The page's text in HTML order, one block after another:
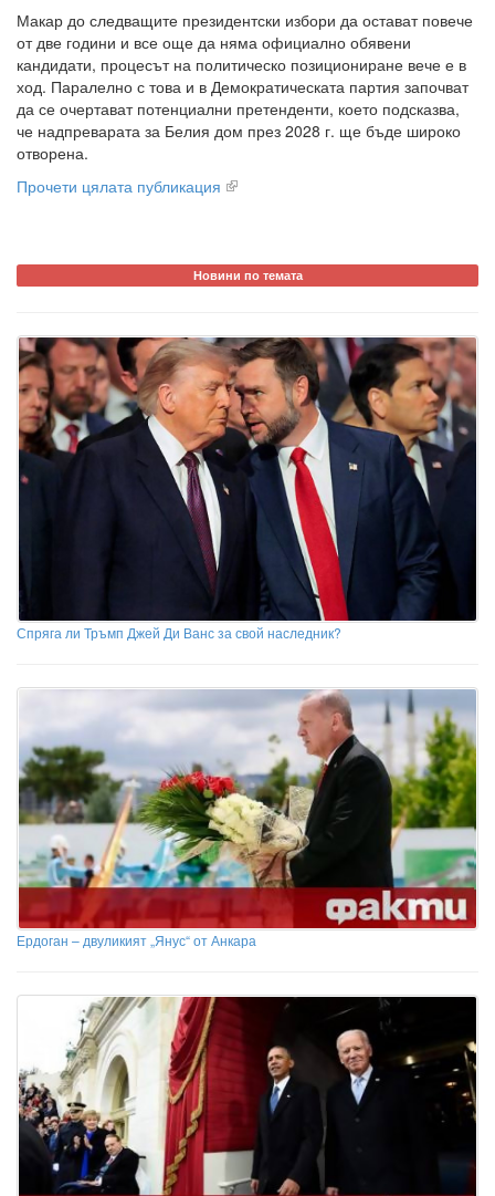
Макар до следващите президентски избори да остават повече
от две години и все още да няма официално обявени
кандидати, процесът на политическо позициониране вече е в
ход. Паралелно с това и в Демократическата партия започват
да се очертават потенциални претенденти, което подсказва,
че надпреварата за Белия дом през 2028 г. ще бъде широко
отворена.
Прочети цялата публикация
Новини по темата
Спряга ли Тръмп Джей Ди Ванс за свой наследник?
Ердоган – двуликият „Янус“ от Анкара